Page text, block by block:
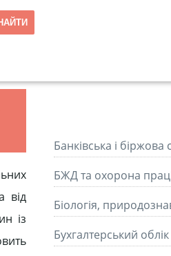
від
із
Банківська і біржова
БЖД та охорона
Біологія,
Бухгалтерський облік